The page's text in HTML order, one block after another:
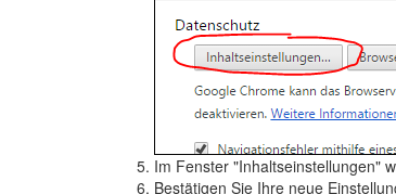
Im Fenster "Inhaltseinstellungen"
Bestätigen Sie Ihre neue